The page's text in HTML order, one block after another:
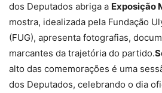
dos Deputados abriga a Exposição
mostra, idealizada pela Fundação
(FUG), apresenta fotografias,
marcantes da trajetória do partido.
alto das comemorações é uma
dos Deputados, celebrando o dia